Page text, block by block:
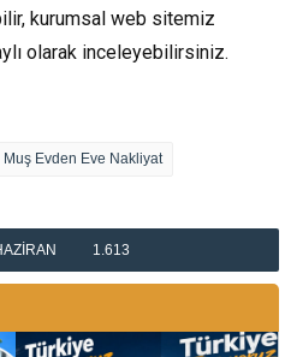
kurumsal web sitemiz
olarak inceleyebilirsiniz.
Muş Evden Eve Nakliyat
1.613